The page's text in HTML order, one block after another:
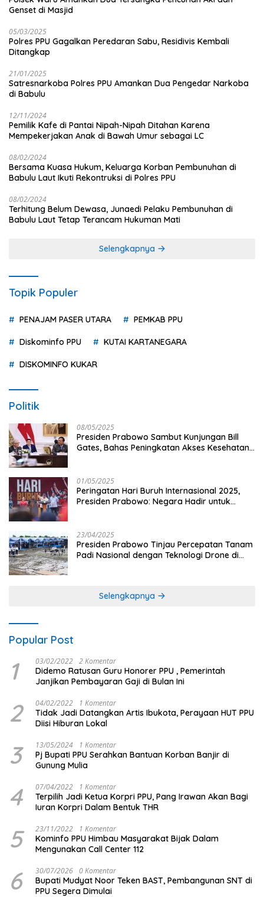
Genset di Masjid
05/03/2025
Polres PPU Gagalkan Peredaran Sabu, Residivis Kembali
Ditangkap
21/01/2025
Satresnarkoba Polres PPU Amankan Dua Pengedar Narkoba
di Babulu
12/11/2024
Pemilik Kafe di Pantai Nipah-Nipah Ditahan Karena
Mempekerjakan Anak di Bawah Umur sebagai LC
08/02/2024
Bersama Kuasa Hukum, Keluarga Korban Pembunuhan di
Babulu Laut Ikuti Rekontruksi di Polres PPU
08/02/2024
Terhitung Belum Dewasa, Junaedi Pelaku Pembunuhan di
Babulu Laut Tetap Terancam Hukuman Mati
Selengkapnya
Topik Populer
PENAJAM PASER UTARA PEMKAB PPU
Diskominfo PPU KUTAI KARTANEGARA
DISKOMINFO KUKAR
Politik
08/05/2025
Presiden Prabowo Sambut Kunjungan Bill
Gates, Bahas Peningkatan Akses Kesehatan
01/05/2025
Peringatan Hari Buruh Internasional 2025,
Presiden Prabowo: Negara Hadir untuk
23/04/2025
Presiden Prabowo Tinjau Percepatan Tanam
Padi Nasional dengan Teknologi Drone di
Selengkapnya
Popular Post
1 03/02/2022 2 Komentar
Didemo Ratusan Guru Honorer PPU , Pemerintah
Janjikan Pembayaran Gaji di Bulan Ini
2 04/02/2022 1 Komentar
Tidak Jadi Datangkan Artis Ibukota, Perayaan HUT PPU
Diisi Hiburan Lokal
3 13/05/2024 1 Komentar
Pj Bupati PPU Serahkan Bantuan Korban Banjir di
Gunung Mulia
4 07/04/2022 1 Komentar
Terpilih Jadi Ketua Korpri PPU, Pang Irawan Akan Bagi
Iuran Korpri Dalam Bentuk THR
5 23/11/2022 1 Komentar
Kominfo PPU Himbau Masyarakat Bijak Dalam
Mengunakan Call Center 112
6 30/07/2026 0 Komentar
Bupati Mudyat Noor Teken BAST, Pembangunan SNT di
PPU Segera Dimulai